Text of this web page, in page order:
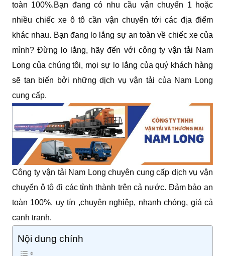
toàn 100%.Bạn đang có nhu cầu vận chuyển 1 hoặc
nhiều chiếc xe ô tô cần vận chuyển tới các địa điểm
khác nhau. Bạn đang lo lắng sự an toàn về chiếc xe của
mình? Đừng lo lắng, hãy đến với công ty vận tải Nam
Long của chúng tôi, mọi sự lo lắng của quý khách hàng
sẽ tan biến bởi những dịch vụ vận tải của Nam Long
cung cấp.
Công ty vận tải Nam Long chuyên cung cấp dịch vụ vận
chuyển ô tô đi các tỉnh thành trên cả nước. Đảm bảo an
toàn 100%, uy tín ,chuyên nghiệp, nhanh chóng, giá cả
cạnh tranh.
Nội dung chính